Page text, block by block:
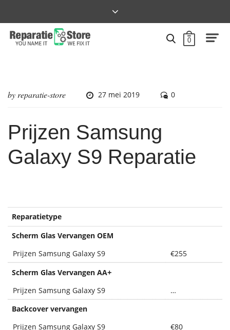
0
by reparatie-store 27 mei 2019 0
Prijzen Samsung
Galaxy S9 Reparatie
Reparatietype
Scherm Glas Vervangen OEM
Prijzen Samsung Galaxy S9
€255
Scherm Glas Vervangen AA+
Prijzen Samsung Galaxy S9
…
Backcover vervangen
Prijzen Samsung Galaxy S9
€80